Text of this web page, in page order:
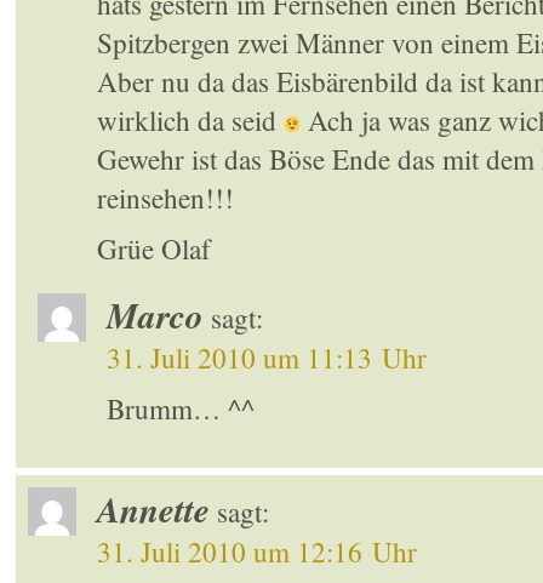
Spitzbergen zwei Männer von einem
Aber nu da das Eisbärenbild da ist
wirklich da seid
Ach ja was ganz
Gewehr ist das Böse Ende das mit
reinsehen!!!
Grüe Olaf
Marco sagt:
31. Juli 2010 um 11:13 Uhr
Brumm… ^^
Annette sagt:
31. Juli 2010 um 12:16 Uhr